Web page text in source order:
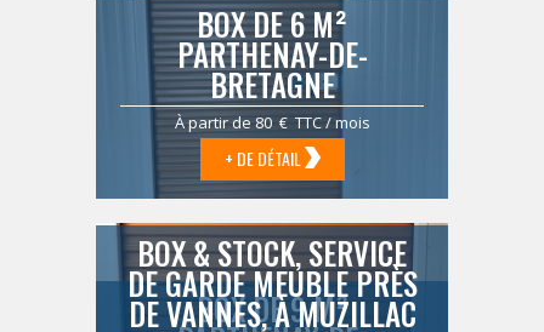
BOX DE 6 M²
PARTHENAY-DE-
BRETAGNE
À partir de 80 € TTC / mois
+ DE DÉTAIL
BOX DE 9 M²
BOX & STOCK, SERVICE
DE GARDE MEUBLE PRÈS
DE VANNES, À MUZILLAC